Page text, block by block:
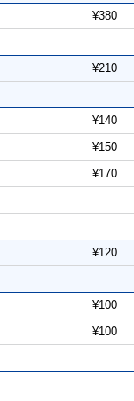
¥380
¥210
¥140
¥150
¥170
¥120
¥100
¥100